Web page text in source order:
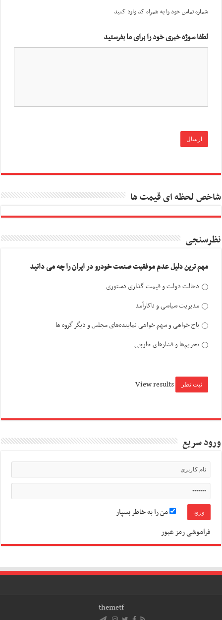
شماره تماس خود را به همراه کد وارد کنید
لطفا سوژه خبری خود را برای ما بفرستید
شاخص لحظه ای قیمت ها
نظرسنجی
مهم ترین دلیل عدم موفقیت صنعت خودرو در ایران را چه می دانید
دخالت دولت و قیمت گذاری دستوری
مدیریت سیاسی و ناکارآمد
باج خواهی و سهم خواهی نماینده‌های مجلس و دیگر گروه ها
تحریم‌ها و فشارهای خارجی
View results
ورود سریع
من را به خاطر بسپار
فراموشی رمز عبور
themetf